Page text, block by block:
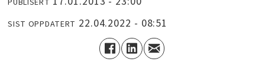
PUBLISERT
SIST OPPDATERT 22.04.2022 - 08:51